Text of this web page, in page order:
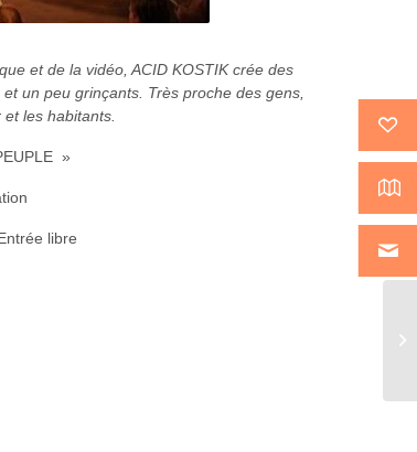
et de la vidéo, ACID KOSTIK crée des
un peu grinçants. Très proche des gens,
les habitants.
»
libre